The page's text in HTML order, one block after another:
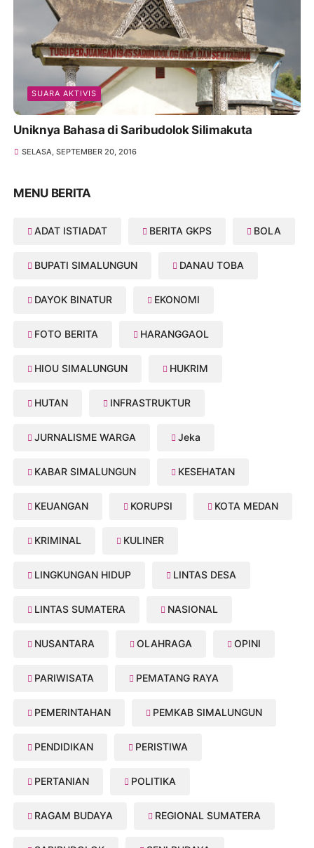
SUARA AKTIVIS
Uniknya Bahasa di Saribudolok Silimakuta
SELASA, SEPTEMBER 20, 2016
MENU BERITA
ADAT ISTIADAT BERITA GKPS BOLA
BUPATI SIMALUNGUN DANAU TOBA
DAYOK BINATUR EKONOMI
FOTO BERITA HARANGGAOL
HIOU SIMALUNGUN HUKRIM
HUTAN INFRASTRUKTUR
JURNALISME WARGA Jeka
KABAR SIMALUNGUN KESEHATAN
KEUANGAN KORUPSI KOTA MEDAN
KRIMINAL KULINER
LINGKUNGAN HIDUP LINTAS DESA
LINTAS SUMATERA NASIONAL
NUSANTARA OLAHRAGA OPINI
PARIWISATA PEMATANG RAYA
PEMERINTAHAN PEMKAB SIMALUNGUN
PENDIDIKAN PERISTIWA
PERTANIAN POLITIKA
RAGAM BUDAYA REGIONAL SUMATERA